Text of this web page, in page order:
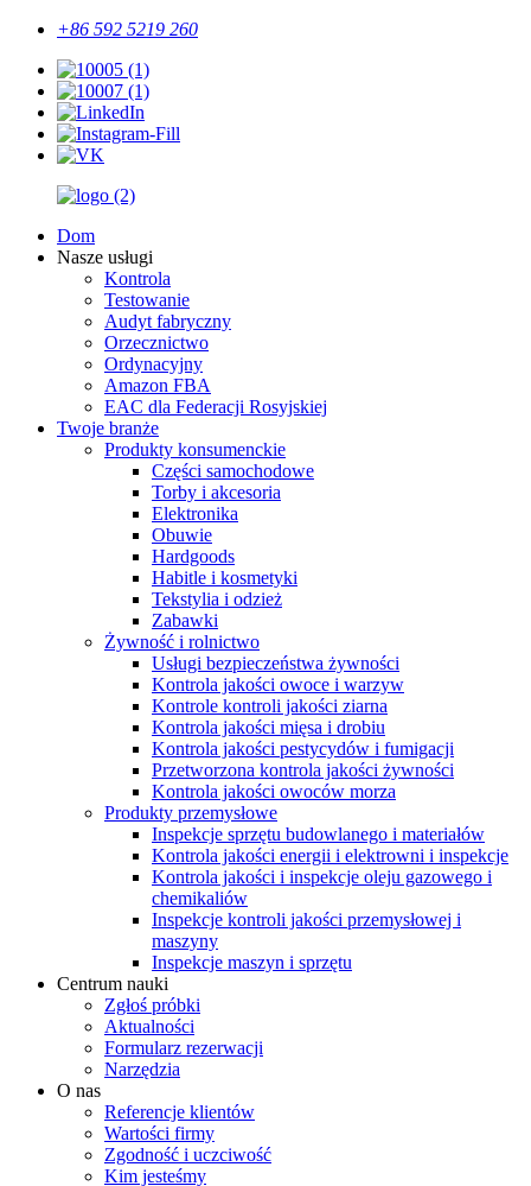
+86 592 5219 260
Dom
Nasze usługi
Kontrola
Testowanie
Audyt fabryczny
Orzecznictwo
Ordynacyjny
Amazon FBA
EAC dla Federacji Rosyjskiej
Twoje branże
Produkty konsumenckie
Części samochodowe
Torby i akcesoria
Elektronika
Obuwie
Hardgoods
Habitle i kosmetyki
Tekstylia i odzież
Zabawki
Żywność i rolnictwo
Usługi bezpieczeństwa żywności
Kontrola jakości owoce i warzyw
Kontrole kontroli jakości ziarna
Kontrola jakości mięsa i drobiu
Kontrola jakości pestycydów i fumigacji
Przetworzona kontrola jakości żywności
Kontrola jakości owoców morza
Produkty przemysłowe
Inspekcje sprzętu budowlanego i materiałów
Kontrola jakości energii i elektrowni i inspekcje
Kontrola jakości i inspekcje oleju gazowego i
chemikaliów
Inspekcje kontroli jakości przemysłowej i
maszyny
Inspekcje maszyn i sprzętu
Centrum nauki
Zgłoś próbki
Aktualności
Formularz rezerwacji
Narzędzia
O nas
Referencje klientów
Wartości firmy
Zgodność i uczciwość
Kim jesteśmy